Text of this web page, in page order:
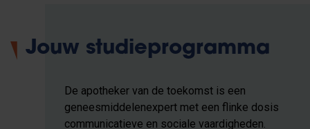
Jouw studieprogramma
De apotheker van de toekomst is een
geneesmiddelenexpert met een flinke dosis
communicatieve en sociale vaardigheden.